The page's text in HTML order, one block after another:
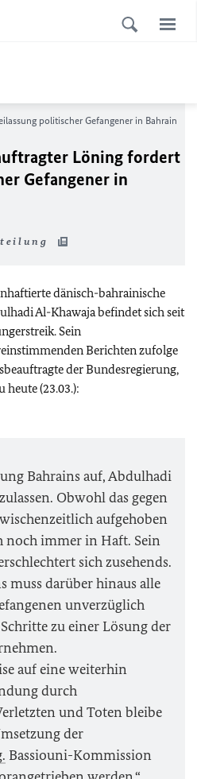
politischer Gefangener in Bahrain
Löning fordert
Gefangener in
dänisch-bahrainische
Al-Khawaja befindet sich seit
Sein
Berichten zufolge
der Bundesregierung,
(23.03.):
Bahrains auf, Abdulhadi
Obwohl das gegen
aufgehoben
noch immer in Haft. Sein
sich zusehends.
muss darüber hinaus alle
unverzüglich
zu einer Lösung der
auf eine weiterhin
durch
und Toten bleibe
der
Bassiouni-Kommission